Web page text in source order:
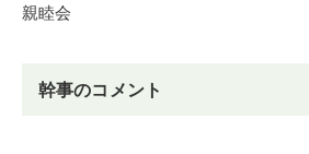
親睦会
幹事のコメント